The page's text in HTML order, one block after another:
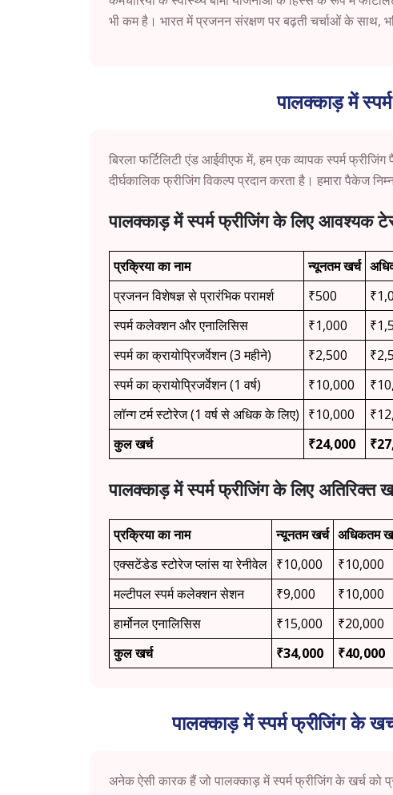
भी कम है। भारत में प्रजनन संरक्षण पर बढ़ती चर्चाओं के साथ,
पालक्काड़ में
बिरला फर्टिलिटी एंड आईवीएफ में, हम एक व्यापक स्पर्म
दीर्घकालिक फ्रीजिंग विकल्प प्रदान करता है। हमारा पैकेज
पालक्काड़ में स्पर्म फ्रीजिंग के लिए आवश्यक
प्रक्रिया का नाम न्यूनतम खर्च
प्रजनन विशेषज्ञ से प्रारंभिक परामर्श
₹500
स्पर्म कलेक्शन और एनालिसिस
₹1,000
स्पर्म का क्रायोप्रिजर्वेशन (3 महीने)
₹2,500
स्पर्म का क्रायोप्रिजर्वेशन (1 वर्ष)
₹10,000
लॉन्ग टर्म स्टोरेज (1 वर्ष से अधिक के लिए) ₹10,000
कुल खर्च
₹24,000
पालक्काड़ में स्पर्म फ्रीजिंग के लिए अतिरिक्त
प्रक्रिया का नाम न्यूनतम खर्च अधिकतम
एक्सटेंडेड स्टोरेज प्लांस या रेनीवेल ₹10,000
₹10,000
मल्टीपल स्पर्म कलेक्शन सेशन
₹9,000
₹10,000
हार्मोनल एनालिसिस
₹15,000
₹20,000
कुल खर्च
₹34,000 ₹40,000
पालक्काड़ में स्पर्म फ्रीजिंग के
अनेक ऐसी कारक हैं जो पालक्काड़ में स्पर्म फ्रीजिंग के खर्च को